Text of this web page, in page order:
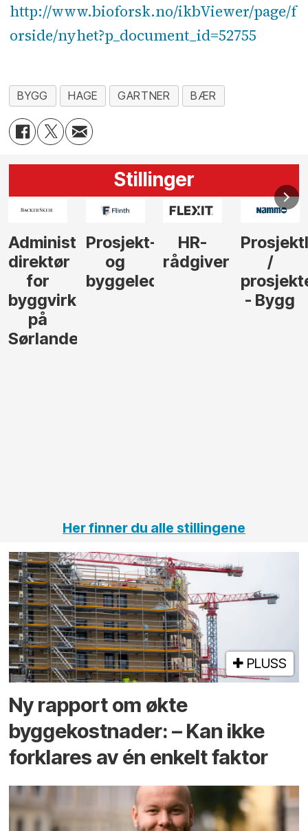
http://www.bioforsk.no/ikbViewer/page/f
orside/nyhet?p_document_id=52755
BYGG HAGE GARTNER BÆR
Stillinger
HR-
rådgiver
Prosjektleder
/
prosjekteringsleder
Vi
behøver
elektrofagfolk
Anlegg
søker
Elektro
Her finner du alle stillingene
PLUSS
Ny rapport om økte
byggekostnader: – Kan ikke
forklares av én enkelt faktor